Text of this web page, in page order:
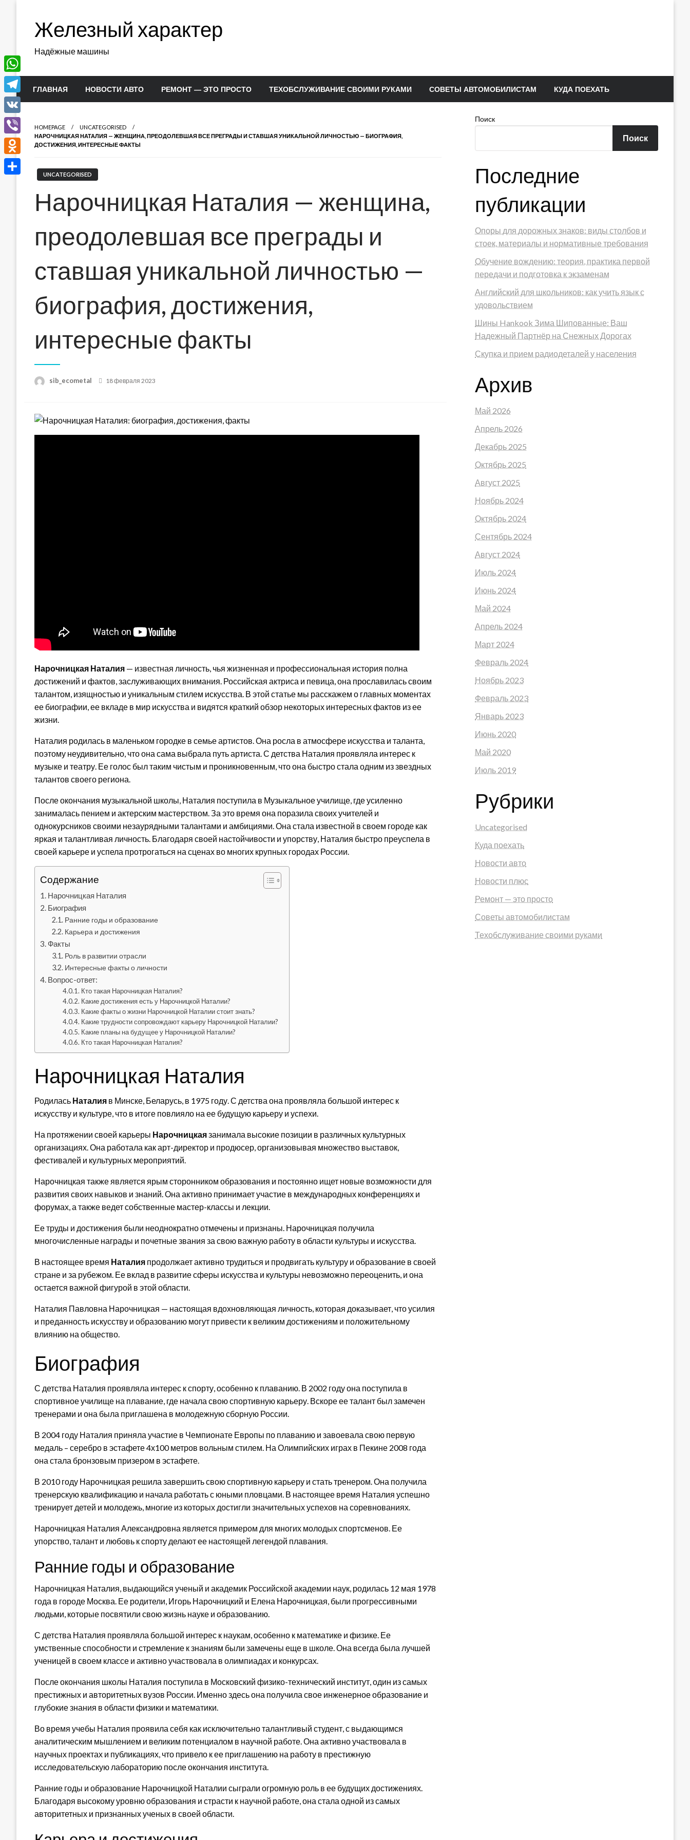
содержимомуЖелезный характер
Надёжные машины
ГЛАВНАЯ НОВОСТИ АВТО РЕМОНТ — ЭТО ПРОСТО ТЕХОБСЛУЖИВАНИЕ СВОИМИ РУКАМИ СОВЕТЫ АВТОМОБИЛИСТАМ КУДА ПОЕХАТЬ
HOMEPAGE
UNCATEGORISED
НАРОЧНИЦКАЯ НАТАЛИЯ — ЖЕНЩИНА, ПРЕОДОЛЕВШАЯ ВСЕ ПРЕГРАДЫ И СТАВШАЯ УНИКАЛЬНОЙ ЛИЧНОСТЬЮ — БИОГРАФИЯ,
ДОСТИЖЕНИЯ, ИНТЕРЕСНЫЕ ФАКТЫ
UNCATEGORISED
Нарочницкая Наталия — женщина,
преодолевшая все преграды и
ставшая уникальной личностью —
биография, достижения,
интересные факты
sib_ecometal
Posted
18 февраля 2023
Нарочницкая Наталия — известная личность, чья жизненная и профессиональная история полна
достижений и фактов, заслуживающих внимания. Российская актриса и певица, она прославилась своим
талантом, изящностью и уникальным стилем искусства. В этой статье мы расскажем о главных моментах
ее биографии, ее вкладе в мир искусства и видятся краткий обзор некоторых интересных фактов из ее
жизни.
Наталия родилась в маленьком городке в семье артистов. Она росла в атмосфере искусства и таланта,
поэтому неудивительно, что она сама выбрала путь артиста. С детства Наталия проявляла интерес к
музыке и театру. Ее голос был таким чистым и проникновенным, что она быстро стала одним из звездных
талантов своего региона.
После окончания музыкальной школы, Наталия поступила в Музыкальное училище, где усиленно
занималась пением и актерским мастерством. За это время она поразила своих учителей и
однокурсников своими незаурядными талантами и амбициями. Она стала известной в своем городе как
яркая и талантливая личность. Благодаря своей настойчивости и упорству, Наталия быстро преуспела в
своей карьере и успела протрогаться на сценах во многих крупных городах России.
Содержание
Нарочницкая Наталия
Биография
Ранние годы и образование
Карьера и достижения
Факты
Роль в развитии отрасли
Интересные факты о личности
Вопрос-ответ:
Кто такая Нарочницкая Наталия?
Какие достижения есть у Нарочницкой Наталии?
Какие факты о жизни Нарочницкой Наталии стоит знать?
Какие трудности сопровождают карьеру Нарочницкой Наталии?
Какие планы на будущее у Нарочницкой Наталии?
Кто такая Нарочницкая Наталия?
Нарочницкая Наталия
Родилась Наталия в Минске, Беларусь, в 1975 году. С детства она проявляла большой интерес к
искусству и культуре, что в итоге повлияло на ее будущую карьеру и успехи.
На протяжении своей карьеры Нарочницкаязанимала высокие позиции в различных культурных
организациях. Она работала как арт-директор и продюсер, организовывая множество выставок,
фестивалей и культурных мероприятий.
Нарочницкая также является ярым сторонником образования и постоянно ищет новые возможности для
развития своих навыков и знаний. Она активно принимает участие в международных конференциях и
форумах, а также ведет собственные мастер-классы и лекции.
Ее труды и достижения были неоднократно отмечены и признаны. Нарочницкая получила
многочисленные награды и почетные звания за свою важную работу в области культуры и искусства.
В настоящее время Наталия продолжает активно трудиться и продвигать культуру и образование в своей
стране и за рубежом. Ее вклад в развитие сферы искусства и культуры невозможно переоценить, и она
остается важной фигурой в этой области.
Наталия Павловна Нарочницкая — настоящая вдохновляющая личность, которая доказывает, что усилия
и преданность искусству и образованию могут привести к великим достижениям и положительному
влиянию на общество.
Биография
С детства Наталия проявляла интерес к спорту, особенно к плаванию. В 2002 году она поступила в
спортивное училище на плавание, где начала свою спортивную карьеру. Вскоре ее талант был замечен
тренерами и она была приглашена в молодежную сборную России.
В 2004 году Наталия приняла участие в Чемпионате Европы по плаванию и завоевала свою первую
медаль – серебро в эстафете 4х100 метров вольным стилем. На Олимпийских играх в Пекине 2008 года
она стала бронзовым призером в эстафете.
В 2010 году Нарочницкая решила завершить свою спортивную карьеру и стать тренером. Она получила
тренерскую квалификацию и начала работать с юными пловцами. В настоящее время Наталия успешно
тренирует детей и молодежь, многие из которых достигли значительных успехов на соревнованиях.
Нарочницкая Наталия Александровна является примером для многих молодых спортсменов. Ее
упорство, талант и любовь к спорту делают ее настоящей легендой плавания.
Ранние годы и образование
Нарочницкая Наталия, выдающийся ученый и академик Российской академии наук, родилась 12 мая 1978
года в городе Москва. Ее родители, Игорь Нарочницкий и Елена Нарочницкая, были прогрессивными
людьми, которые посвятили свою жизнь науке и образованию.
С детства Наталия проявляла большой интерес к наукам, особенно к математике и физике. Ее
умственные способности и стремление к знаниям были замечены еще в школе. Она всегда была лучшей
ученицей в своем классе и активно участвовала в олимпиадах и конкурсах.
После окончания школы Наталия поступила в Московский физико-технический институт, один из самых
престижных и авторитетных вузов России. Именно здесь она получила свое инженерное образование и
глубокие знания в области физики и математики.
Во время учебы Наталия проявила себя как исключительно талантливый студент, с выдающимся
аналитическим мышлением и великим потенциалом в научной работе. Она активно участвовала в
научных проектах и публикациях, что привело к ее приглашению на работу в престижную
исследовательскую лабораторию после окончания института.
Ранние годы и образование Нарочницкой Наталии сыграли огромную роль в ее будущих достижениях.
Благодаря высокому уровню образования и страсти к научной работе, она стала одной из самых
авторитетных и признанных ученых в своей области.
Поиск
Поиск
Последние
публикации
Опоры для дорожных знаков: виды столбов и
стоек, материалы и нормативные требования
Обучение вождению: теория, практика первой
передачи и подготовка к экзаменам
Английский для школьников: как учить язык с
удовольствием
Шины Hankook Зима Шипованные: Ваш
Надежный Партнёр на Снежных Дорогах
Скупка и прием радиодеталей у населения
Архив
Май 2026
Апрель 2026
Декабрь 2025
Октябрь 2025
Август 2025
Ноябрь 2024
Октябрь 2024
Сентябрь 2024
Август 2024
Июль 2024
Июнь 2024
Май 2024
Апрель 2024
Март 2024
Февраль 2024
Ноябрь 2023
Февраль 2023
Январь 2023
Июнь 2020
Май 2020
Июль 2019
Рубрики
Uncategorised
Куда поехать
Новости авто
Новости плюс
Ремонт — это просто
Советы автомобилистам
Техобслуживание своими руками
WhatsApp
Telegram
VK
Viber
Odnoklassniki
Отправить